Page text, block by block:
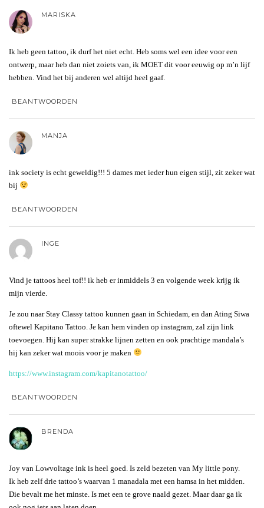
MARISKA
Ik heb geen tattoo, ik durf het niet echt. Heb soms wel een idee voor een
ontwerp, maar heb dan niet zoiets van, ik MOET dit voor eeuwig op m’n lijf
hebben. Vind het bij anderen wel altijd heel gaaf.
BEANTWOORDEN
MANJA
ink society is echt geweldig!!! 5 dames met ieder hun eigen stijl, zit zeker wat
bij
BEANTWOORDEN
INGE
Vind je tattoos heel tof!! ik heb er inmiddels 3 en volgende week krijg ik
mijn vierde.
Je zou naar Stay Classy tattoo kunnen gaan in Schiedam, en dan Ating Siwa
oftewel Kapitano Tattoo. Je kan hem vinden op instagram, zal zijn link
toevoegen. Hij kan super strakke lijnen zetten en ook prachtige mandala’s
hij kan zeker wat moois voor je maken
https://www.instagram.com/kapitanotattoo/
BEANTWOORDEN
BRENDA
Joy van Lowvoltage ink is heel goed. Is zeld bezeten van My little pony.
Ik heb zelf drie tattoo’s waarvan 1 manadala met een hamsa in het midden.
Die bevalt me het minste. Is met een te grove naald gezet. Maar daar ga ik